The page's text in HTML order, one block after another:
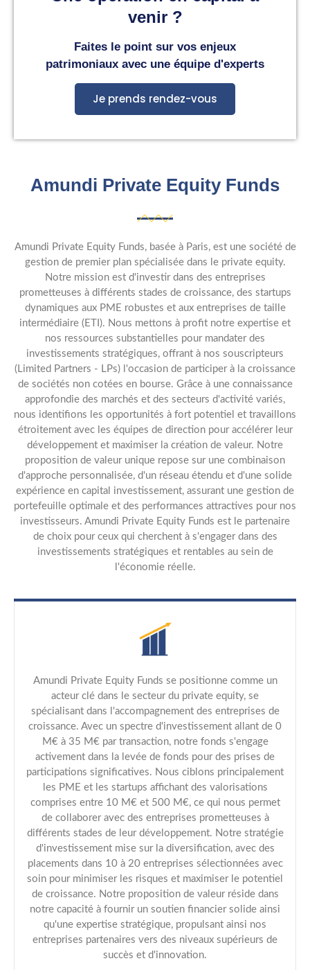
venir ?
Faites le point sur vos enjeux
patrimoniaux avec une équipe d'experts
Je prends rendez-vous
Amundi Private Equity Funds
Amundi Private Equity Funds, basée à Paris, est une société de
gestion de premier plan spécialisée dans le private equity.
Notre mission est d'investir dans des entreprises
prometteuses à différents stades de croissance, des startups
dynamiques aux PME robustes et aux entreprises de taille
intermédiaire (ETI). Nous mettons à profit notre expertise et
nos ressources substantielles pour mandater des
investissements stratégiques, offrant à nos souscripteurs
(Limited Partners - LPs) l'occasion de participer à la croissance
de sociétés non cotées en bourse. Grâce à une connaissance
approfondie des marchés et des secteurs d'activité variés,
nous identifions les opportunités à fort potentiel et travaillons
étroitement avec les équipes de direction pour accélérer leur
développement et maximiser la création de valeur. Notre
proposition de valeur unique repose sur une combinaison
d'approche personnalisée, d'un réseau étendu et d'une solide
expérience en capital investissement, assurant une gestion de
portefeuille optimale et des performances attractives pour nos
investisseurs. Amundi Private Equity Funds est le partenaire
de choix pour ceux qui cherchent à s'engager dans des
investissements stratégiques et rentables au sein de
l'économie réelle.
Amundi Private Equity Funds se positionne comme un
acteur clé dans le secteur du private equity, se
spécialisant dans l'accompagnement des entreprises de
croissance. Avec un spectre d'investissement allant de 0
M€ à 35 M€ par transaction, notre fonds s'engage
activement dans la levée de fonds pour des prises de
participations significatives. Nous ciblons principalement
les PME et les startups affichant des valorisations
comprises entre 10 M€ et 500 M€, ce qui nous permet
de collaborer avec des entreprises prometteuses à
différents stades de leur développement. Notre stratégie
d'investissement mise sur la diversification, avec des
placements dans 10 à 20 entreprises sélectionnées avec
soin pour minimiser les risques et maximiser le potentiel
de croissance. Notre proposition de valeur réside dans
notre capacité à fournir un soutien financier solide ainsi
qu'une expertise stratégique, propulsant ainsi nos
entreprises partenaires vers des niveaux supérieurs de
succès et d'innovation.